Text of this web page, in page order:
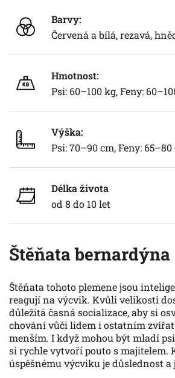
Barvy:
Červená a bílá, rezavá,
Hmotnost:
Psi: 60–100 kg, Feny:
Výška:
Psi: 70–90 cm, Feny: 65–80
Délka života
od 8 do 10 let
Štěňata bernardýna
Štěňata tohoto plemene jsou
reagují na výcvik. Kvůli velikosti
důležitá časná socializace, aby si
chování vůči lidem i ostatním
menším. I když mohou být mladí
si rychle vytvoří pouto s majitelem.
úspěšnému výcviku je důslednost a